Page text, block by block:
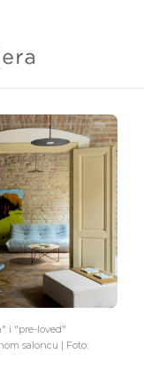
i "pre-loved"
saloncu | Foto: